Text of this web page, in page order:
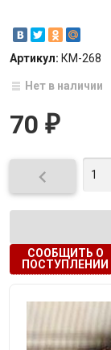
Артикул: КМ-268
Нет в наличии
70 ₽

СООБЩИТЬ О
ПОСТУПЛЕНИИ